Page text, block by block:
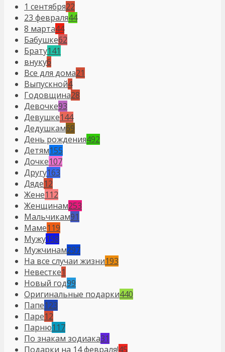
1 сентября22
23 февраля44
8 марта44
Бабушке62
Брату141
внуку6
Все для дома21
Выпускной4
Годовщина28
Девочке93
Девушке144
Дедушкам69
День рождения492
Детям155
Дочке107
Другу163
Дяде12
Жене112
Женщинам253
Мальчикам91
Маме119
Мужу158
Мужчинам297
На все случаи жизни193
Невестке1
Новый год99
Оригинальные подарки440
Папе123
Паре12
Парню117
По знакам зодиака31
Подарки на 14 февраля!45